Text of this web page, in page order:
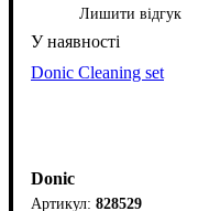
Лишити відгук
Donic Cleaning set
Donic
828529